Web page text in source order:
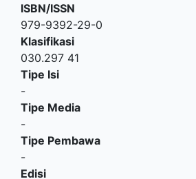
ISBN/ISSN
979-9392-29-0
Klasifikasi
030.297 41
Tipe Isi
-
Tipe Media
-
Tipe Pembawa
-
Edisi